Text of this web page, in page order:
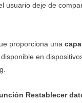
usuario deje de
proporciona una
en
Restablecer